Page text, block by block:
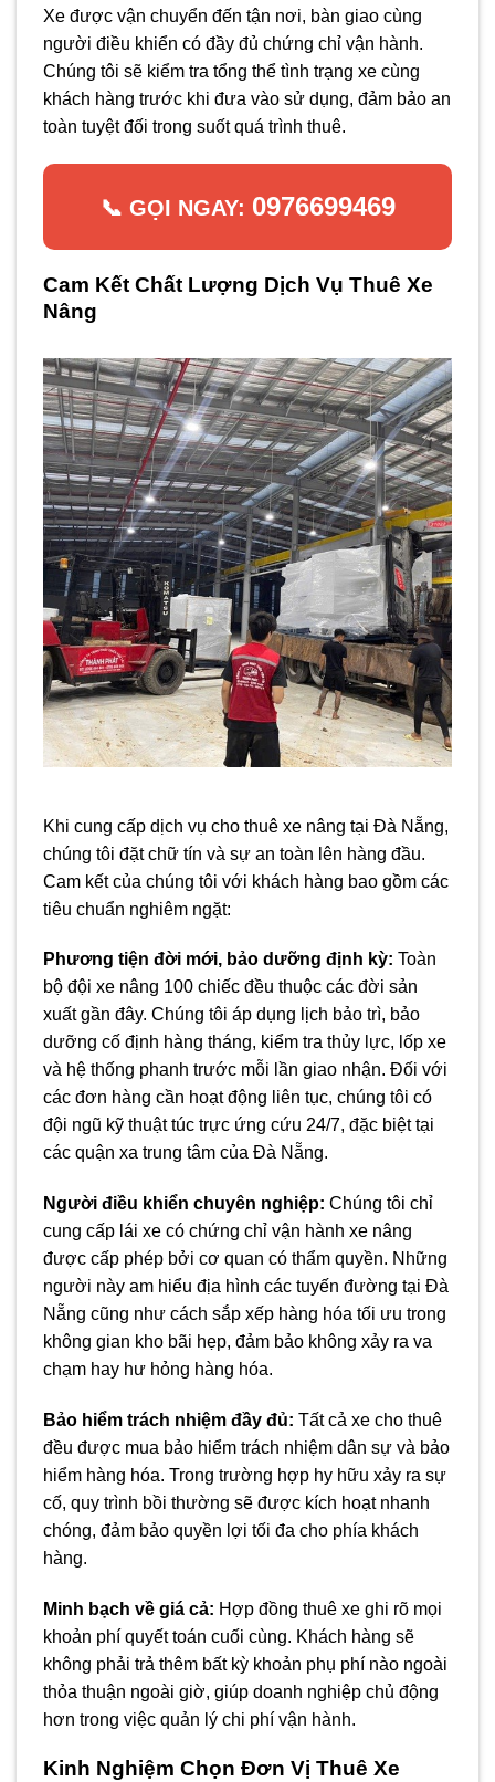
Xe được vận chuyển đến tận nơi, bàn giao cùng
người điều khiển có đầy đủ chứng chỉ vận hành.
Chúng tôi sẽ kiểm tra tổng thể tình trạng xe cùng
khách hàng trước khi đưa vào sử dụng, đảm bảo an
toàn tuyệt đối trong suốt quá trình thuê.
📞 GỌI NGAY: 0976699469
Cam Kết Chất Lượng Dịch Vụ Thuê Xe
Nâng
Khi cung cấp dịch vụ cho thuê xe nâng tại Đà Nẵng,
chúng tôi đặt chữ tín và sự an toàn lên hàng đầu.
Cam kết của chúng tôi với khách hàng bao gồm các
tiêu chuẩn nghiêm ngặt:
Phương tiện đời mới, bảo dưỡng định kỳ: Toàn
bộ đội xe nâng 100 chiếc đều thuộc các đời sản
xuất gần đây. Chúng tôi áp dụng lịch bảo trì, bảo
dưỡng cố định hàng tháng, kiểm tra thủy lực, lốp xe
và hệ thống phanh trước mỗi lần giao nhận. Đối với
các đơn hàng cần hoạt động liên tục, chúng tôi có
đội ngũ kỹ thuật túc trực ứng cứu 24/7, đặc biệt tại
các quận xa trung tâm của Đà Nẵng.
Người điều khiển chuyên nghiệp: Chúng tôi chỉ
cung cấp lái xe có chứng chỉ vận hành xe nâng
được cấp phép bởi cơ quan có thẩm quyền. Những
người này am hiểu địa hình các tuyến đường tại Đà
Nẵng cũng như cách sắp xếp hàng hóa tối ưu trong
không gian kho bãi hẹp, đảm bảo không xảy ra va
chạm hay hư hỏng hàng hóa.
Bảo hiểm trách nhiệm đầy đủ: Tất cả xe cho thuê
đều được mua bảo hiểm trách nhiệm dân sự và bảo
hiểm hàng hóa. Trong trường hợp hy hữu xảy ra sự
cố, quy trình bồi thường sẽ được kích hoạt nhanh
chóng, đảm bảo quyền lợi tối đa cho phía khách
hàng.
Minh bạch về giá cả: Hợp đồng thuê xe ghi rõ mọi
khoản phí quyết toán cuối cùng. Khách hàng sẽ
không phải trả thêm bất kỳ khoản phụ phí nào ngoài
thỏa thuận ngoài giờ, giúp doanh nghiệp chủ động
hơn trong việc quản lý chi phí vận hành.
Kinh Nghiệm Chọn Đơn Vị Thuê Xe